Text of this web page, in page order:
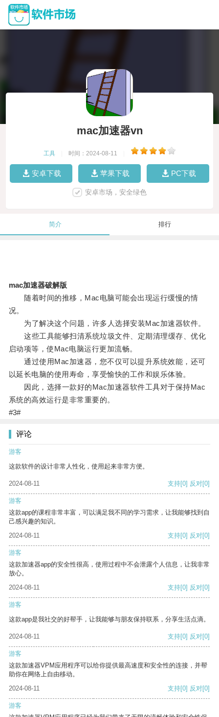
mac加速器vn
工具 时间：2024-08-11
安卓下载 苹果下载 PC下载
安卓市场，安全绿色
简介 排行
mac加速器破解版
随着时间的推移，Mac电脑可能会出现运行缓慢的情
况。
为了解决这个问题，许多人选择安装Mac加速器软件。
这些工具能够扫清系统垃圾文件、定期清理缓存、优化
启动项等，使Mac电脑运行更加流畅。
通过使用Mac加速器，您不仅可以提升系统效能，还可
以延长电脑的使用寿命，享受愉快的工作和娱乐体验。
因此，选择一款好的Mac加速器软件工具对于保持Mac
系统的高效运行是非常重要的。
#3#
评论
游客
这款软件的设计非常人性化，使用起来非常方便。
2024-08-11 支持[0] 反对[0]
游客
这款app的课程非常丰富，可以满足我不同的学习需求，让我能够找到自
己感兴趣的知识。
2024-08-11
支持[0] 反对[0]
游客
这款加速器app的安全性很高，使用过程中不会泄露个人信息，让我非常
放心。
2024-08-11
支持[0] 反对[0]
游客
这款app是我社交的好帮手，让我能够与朋友保持联系，分享生活点滴。
2024-08-11 支持[0] 反对[0]
游客
这款加速器VPM应用程序可以给你提供最高速度和安全性的连接，并帮
助你在网络上自由移动。
2024-08-11
支持[0] 反对[0]
游客